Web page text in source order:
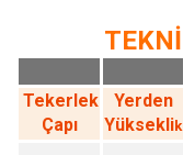
Tekerlek
Çapı
Yerden
Yükseklik